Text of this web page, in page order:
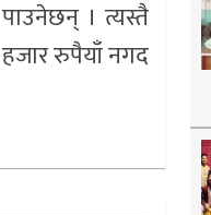
। त्यस्तै
हजार रुपैयाँ नगद